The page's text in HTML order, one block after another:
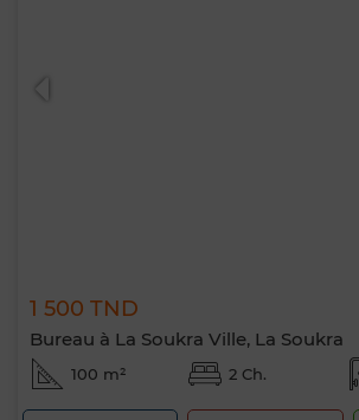
1 500 TND
Bureau à La Soukra Ville, La Soukra
100 m² 2 Ch.